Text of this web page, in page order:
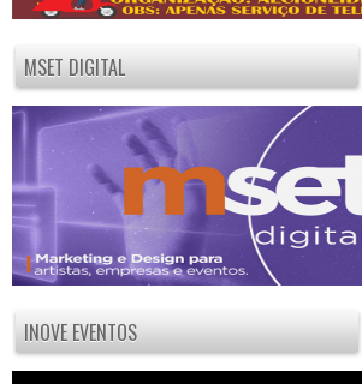
MSET DIGITAL
INOVE EVENTOS